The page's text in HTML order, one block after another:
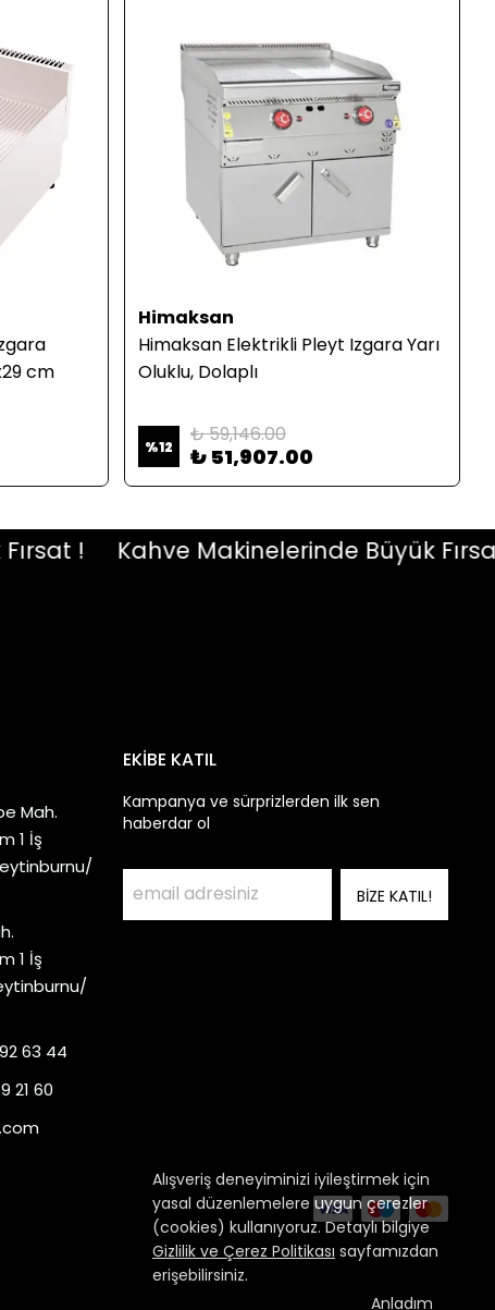
Alışveriş deneyiminizi iyileştirmek için
yasal düzenlemelere uygun çerezler
(cookies) kullanıyoruz. Detaylı bilgiye
Gizlilik ve Çerez Politikası sayfamızdan
erişebilirsiniz.
Anladım
cm
Himaksan
Himaksan Elektrikli Pleyt Izgara Yarı
Oluklu, Dolaplı
%12 ₺ 59,146.00
₺ 51,907.00
! Kahve Makinelerinde Büyük Fırsat !
Mah.
1 İş
1 İş
63 44
21 60
EKİBE KATIL
Kampanya ve sürprizlerden ilk sen
haberdar ol
BİZE KATIL!